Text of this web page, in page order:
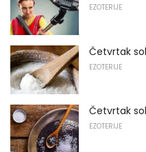
EZOTERIJE
Četvrtak
EZOTERIJE
Četvrtak
EZOTERIJE